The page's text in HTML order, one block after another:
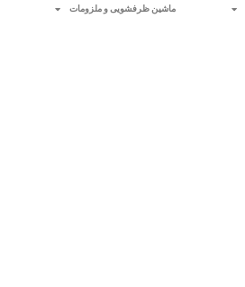
ماشین ظرفشویی و ملزومات